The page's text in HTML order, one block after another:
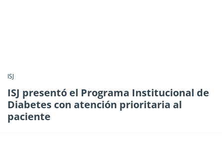
ISJ
ISJ presentó el Programa Institucional de
Diabetes con atención prioritaria al
paciente